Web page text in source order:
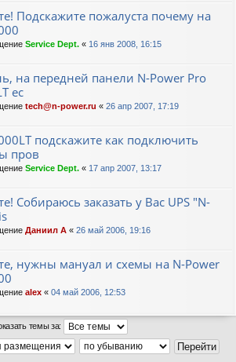
Подскажите пожалуста почему на
Service Dept. « 16 янв 2008, 16:15
на передней панели N-Power Pro
ес
tech@n-power.ru « 26 апр 2007, 17:19
подскажите как подключить
пров
Service Dept. « 17 апр 2007, 13:17
Собираюсь заказать у Вас UPS "N-
Даниил А « 26 май 2006, 19:16
нужны мануал и схемы на N-Power
alex « 04 май 2006, 12:53
темы за: